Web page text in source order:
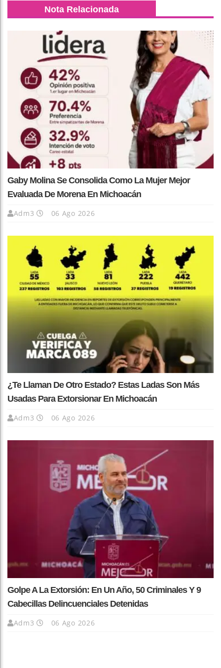
Nota Relacionada
Gaby Molina Se Consolida Como La Mujer Mejor
Evaluada De Morena En Michoacán
Adm3 06 Ago 2026
¿Te Llaman De Otro Estado? Estas Ladas Son Más
Usadas Para Extorsionar En Michoacán
Adm3 06 Ago 2026
Golpe A La Extorsión: En Un Año, 50 Criminales Y 9
Cabecillas Delincuenciales Detenidas
Adm3 06 Ago 2026